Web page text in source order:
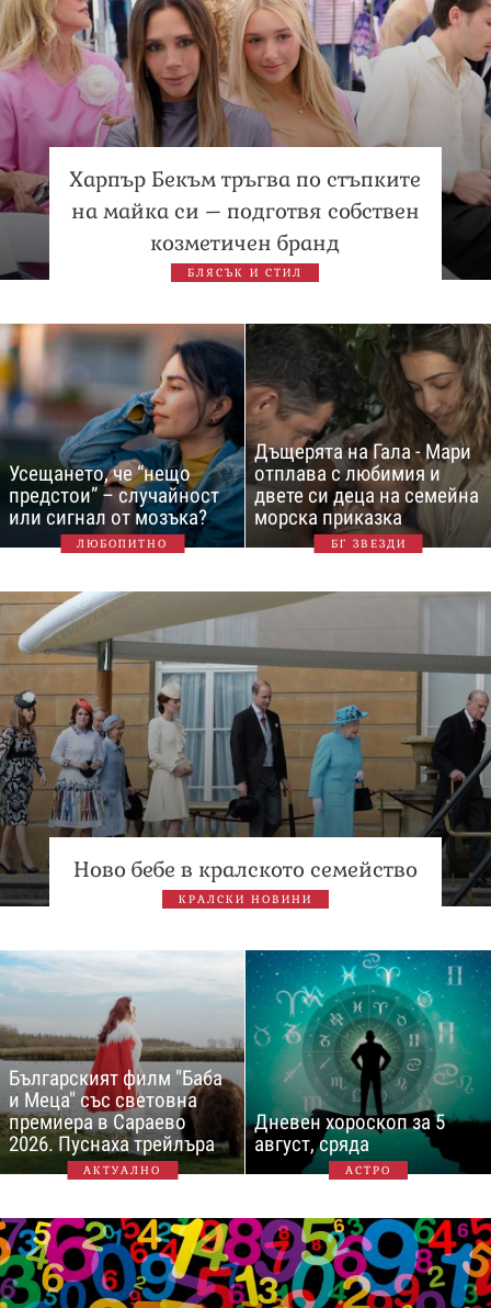
Харпър Бекъм тръгва по стъпките
на майка си – подготвя собствен
козметичен бранд
БЛЯСЪК И СТИЛ
Усещането, че “нещо
предстои” – случайност
или сигнал от мозъка?
ЛЮБОПИТНО
Дъщерята на Гала - Мари
отплава с любимия и
двете си деца на семейна
морска приказка
БГ ЗВЕЗДИ
Ново бебе в кралското семейство
КРАЛСКИ НОВИНИ
Българският филм "Баба
и Меца" със световна
премиера в Сараево
2026. Пуснаха трейлъра
АКТУАЛНО
Дневен хороскоп за 5
август, сряда
АСТРО